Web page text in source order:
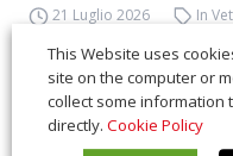
21 Luglio 2026 In
This Website uses
site on the computer or
collect some information
directly. Cookie Policy